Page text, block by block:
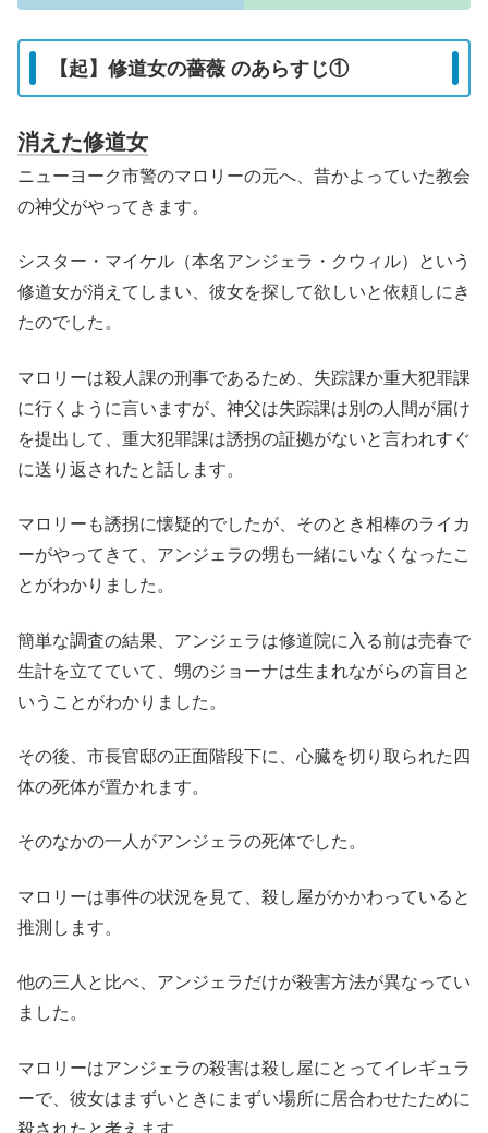
【起】修道女の薔薇 のあらすじ①
消えた修道女
ニューヨーク市警のマロリーの元へ、昔かよっていた教会
の神父がやってきます。
シスター・マイケル（本名アンジェラ・クウィル）という
修道女が消えてしまい、彼女を探して欲しいと依頼しにき
たのでした。
マロリーは殺人課の刑事であるため、失踪課か重大犯罪課
に行くように言いますが、神父は失踪課は別の人間が届け
を提出して、重大犯罪課は誘拐の証拠がないと言われすぐ
に送り返されたと話します。
マロリーも誘拐に懐疑的でしたが、そのとき相棒のライカ
ーがやってきて、アンジェラの甥も一緒にいなくなったこ
とがわかりました。
簡単な調査の結果、アンジェラは修道院に入る前は売春で
生計を立てていて、甥のジョーナは生まれながらの盲目と
いうことがわかりました。
その後、市長官邸の正面階段下に、心臓を切り取られた四
体の死体が置かれます。
そのなかの一人がアンジェラの死体でした。
マロリーは事件の状況を見て、殺し屋がかかわっていると
推測します。
他の三人と比べ、アンジェラだけが殺害方法が異なってい
ました。
マロリーはアンジェラの殺害は殺し屋にとってイレギュラ
ーで、彼女はまずいときにまずい場所に居合わせたために
殺されたと考えます。